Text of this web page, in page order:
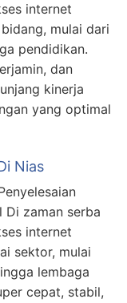
internet
mulai dari
pendidikan.
dan
kinerja
yang optimal
Nias
Di zaman serba
internet
sektor, mulai
lembaga
cepat, stabil,